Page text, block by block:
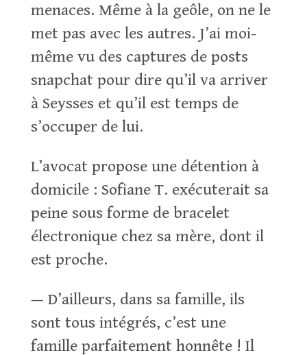
menaces. Même à la geôle, on ne le
met pas avec les autres. J’ai moi-
même vu des captures de posts
snapchat pour dire qu’il va arriver
à Seysses et qu’il est temps de
s’occuper de lui.
L’avocat propose une détention à
domicile : Sofiane T. exécuterait sa
peine sous forme de bracelet
électronique chez sa mère, dont il
est proche.
— D’ailleurs, dans sa famille, ils
sont tous intégrés, c’est une
famille parfaitement honnête ! Il